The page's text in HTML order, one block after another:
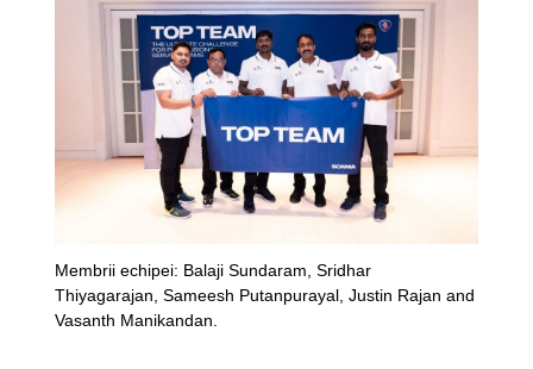
Membrii echipei: Balaji Sundaram, Sridhar
Thiyagarajan, Sameesh Putanpurayal, Justin Rajan and
Vasanth Manikandan.